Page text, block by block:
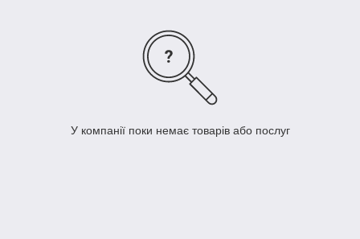
У компанії поки немає товарів або послуг